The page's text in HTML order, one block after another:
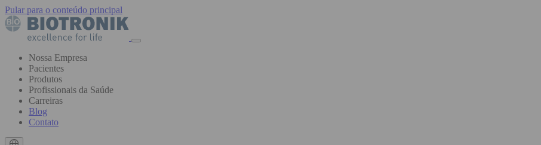
Pular para o conteúdo principal
Nossa Empresa
Pacientes
Produtos
Profissionais da Saúde
Carreiras
Blog
Contato